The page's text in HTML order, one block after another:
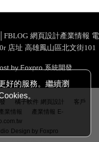
好的服務。繼續瀏
。
網頁設計產業情報 電
店址 高雄鳳山區北文街101
by Foxpro 系統開發
│橘子軟件 網頁設計
客戶
業情報 產業情報
E-
Design by Foxpro